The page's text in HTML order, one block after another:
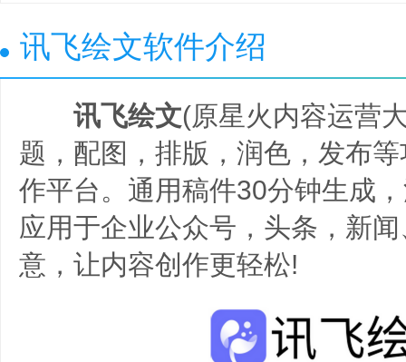
讯飞绘文软件介绍
讯飞绘文(原星火内容运营
题，配图，排版，润色，发布
作平台。通用稿件30分钟生成
应用于企业公众号，头条，新
意，让内容创作更轻松!